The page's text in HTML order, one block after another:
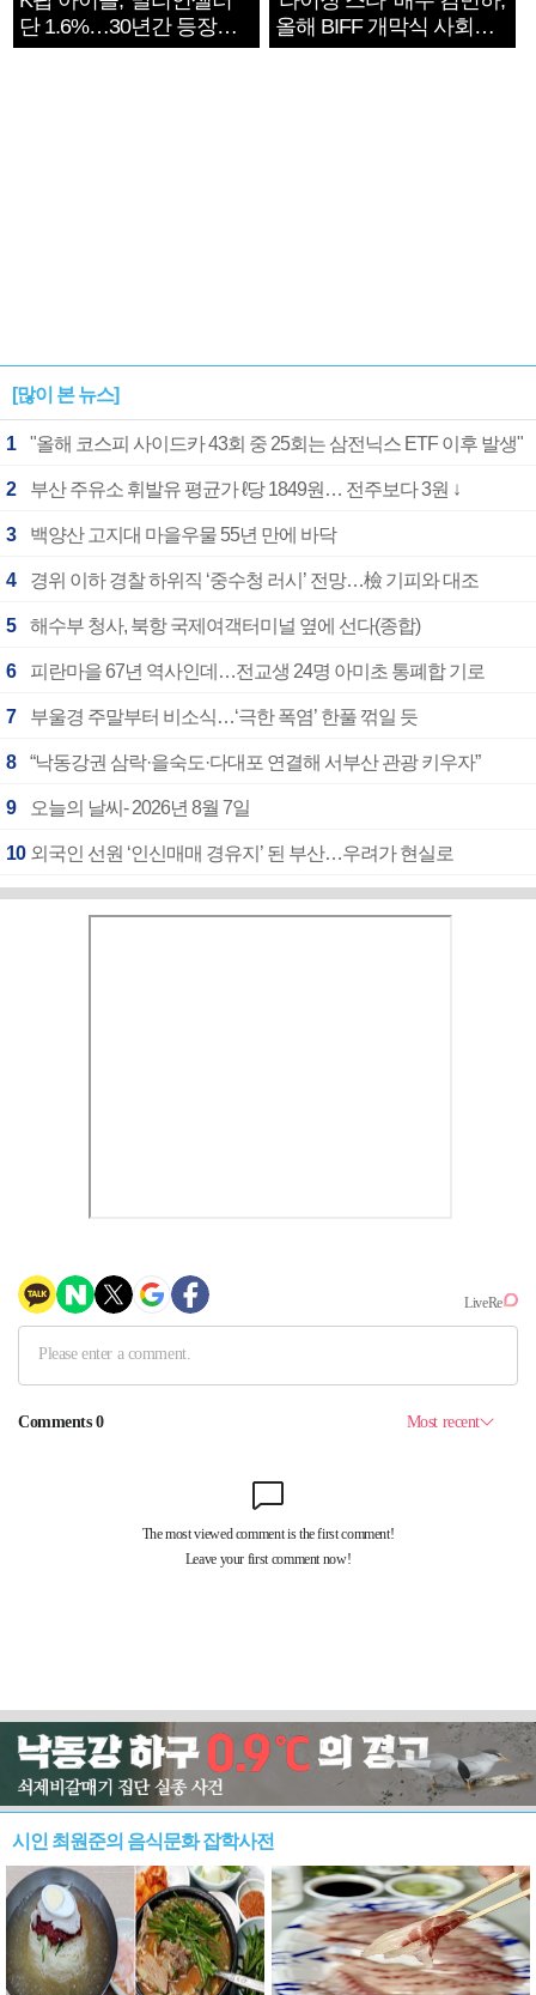
단 1.6%…30년간 등장
1182개팀 전수조사
올해 BIFF 개막식 사회자
확정
[많이 본 뉴스]
1 "올해 코스피 사이드카 43회 중 25회는 삼전닉스 ETF 이후 발생"
2 부산 주유소 휘발유 평균가 ℓ당 1849원… 전주보다 3원 ↓
3 백양산 고지대 마을우물 55년 만에 바닥
4 경위 이하 경찰 하위직 ‘중수청 러시’ 전망…檢 기피와 대조
5 해수부 청사, 북항 국제여객터미널 옆에 선다(종합)
6 피란마을 67년 역사인데…전교생 24명 아미초 통폐합 기로
7 부울경 주말부터 비소식…‘극한 폭염’ 한풀 꺾일 듯
8 “낙동강권 삼락·을숙도·다대포 연결해 서부산 관광 키우자”
9 오늘의 날씨- 2026년 8월 7일
10 외국인 선원 ‘인신매매 경유지’ 된 부산…우려가 현실로
시인 최원준의 음식문화 잡학사전